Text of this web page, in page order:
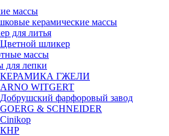
массы
керамические массы
для литья
Цветной шликер
массы
для лепки
КЕРАМИКА ГЖЕЛИ
ARNO WITGERT
Добрушский фарфоровый завод
GOERG & SCHNEIDER
Cinikop
КНР